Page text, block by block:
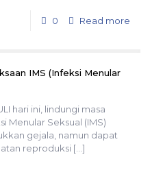
0 Read more
IMS (Infeksi Menular
hari ini, lindungi masa
Menular Seksual (IMS)
gejala, namun dapat
reproduksi […]